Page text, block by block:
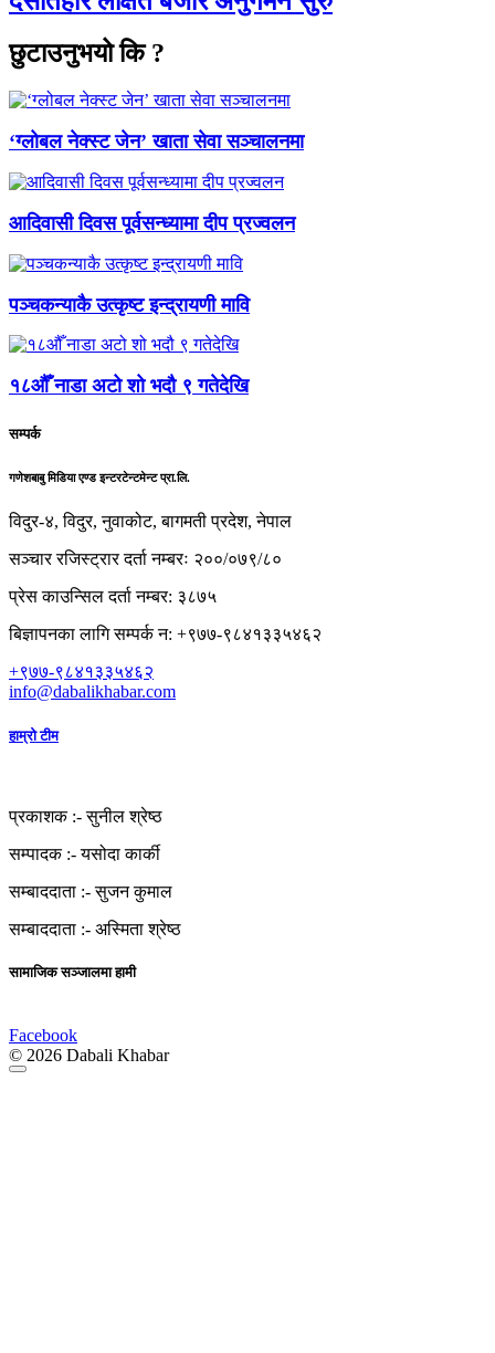
छुटाउनुभयो कि ?
‘ग्लोबल नेक्स्ट जेन’ खाता सेवा सञ्चालनमा
आदिवासी दिवस पूर्वसन्ध्यामा दीप प्रज्वलन
पञ्चकन्याकै उत्कृष्ट इन्द्रायणी मावि
१८औँ नाडा अटो शो भदौ ९ गतेदेखि
सम्पर्क
गणेशबाबु मिडिया एण्ड इन्टरटेन्टमेन्ट प्रा.लि.
विदुर-४, विदुर, नुवाकोट, बागमती प्रदेश, नेपाल
सञ्चार रजिस्ट्रार दर्ता नम्बरः २००/०७९/८०
प्रेस काउन्सिल दर्ता नम्बर: ३८७५
बिज्ञापनका लागि सम्पर्क न: +९७७-९८४१३३५४६२
+९७७-९८४१३३५४६२
info@dabalikhabar.com
हाम्रो टीम
प्रकाशक :-सुनील श्रेष्ठ
सम्पादक :-यसोदा कार्की
सम्बाददाता :-सुजन कुमाल
सम्बाददाता :- अस्मिता श्रेष्ठ
सामाजिक सञ्जालमा हामी
Facebook
© 2026 Dabali Khabar